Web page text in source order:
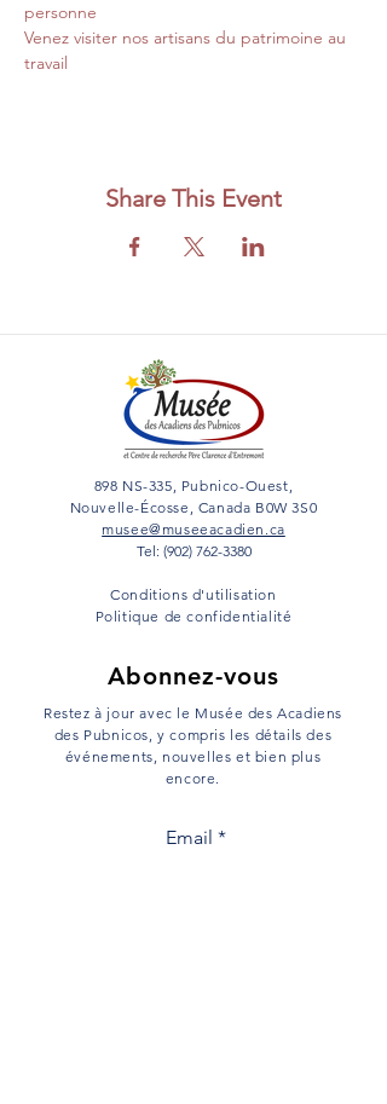
personne
Venez visiter nos artisans du patrimoine au
travail
Share This Event
898 NS-335, Pubnico-Ouest,
Nouvelle-Écosse, Canada B0W 3S0
musee@museeacadien.ca
Tel: (902) 762-3380
Conditions d'utilisation
Politique de confidentialité
Abonnez-vous
Restez à jour avec le Musée des Acadiens
des Pubnicos, y compris les détails des
événements, nouvelles et bien plus
encore.
Email